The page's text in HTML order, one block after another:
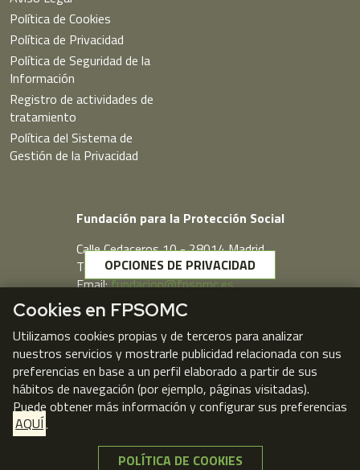
Política de Cookies
Política de Privacidad
Política de Seguridad de la
Información
Registro de actividades de
tratamiento
Política del Sistema de
Gestión de la Privacidad
Fundación para la Protección Social
Calle Cedaceros,10 - 28014 Madrid
Telf. 91 431 77 80
Email:fundacion@fpsomc.es
Webmail
OPCIONES DE PRIVACIDAD
Cookies en FPSOMC
Utilizamos cookies propias y de terceros para analizar
nuestros servicios y mostrarle publicidad relacionada con sus
preferencias en base a un perfil elaborado a partir de sus
hábitos de navegación (por ejemplo, páginas visitadas).
Puede obtener más información y configurar sus preferencias
AQUÍ.
POLÍTICA DE COOKIES